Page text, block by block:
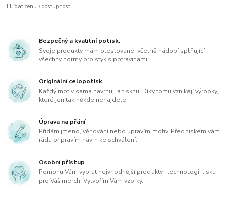
Hlídat cenu / dostupnost
Bezpečný a kvalitní potisk.
Svoje produkty mám otestované, včetně nádobí splňující
všechny normy pro styk s potravinami
Originální celopotisk
Každý motiv sama navrhuji a tisknu. Díky tomu vznikají výrobky,
které jen tak někde nenajdete.
Úprava na přání
Přidám jméno, věnování nebo upravím motiv. Před tiskem vám
ráda připravím návrh ke schválení.
Osobní přístup
Pomohu Vám vybrat nejvhodnější produkty i technologii tisku
pro Váš merch. Vytvořím Vám vzorky.